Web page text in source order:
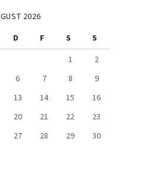
2026
D F S
S
1
2
6 7 8
9
13 14 15
16
20 21 22
23
27 28 29
30